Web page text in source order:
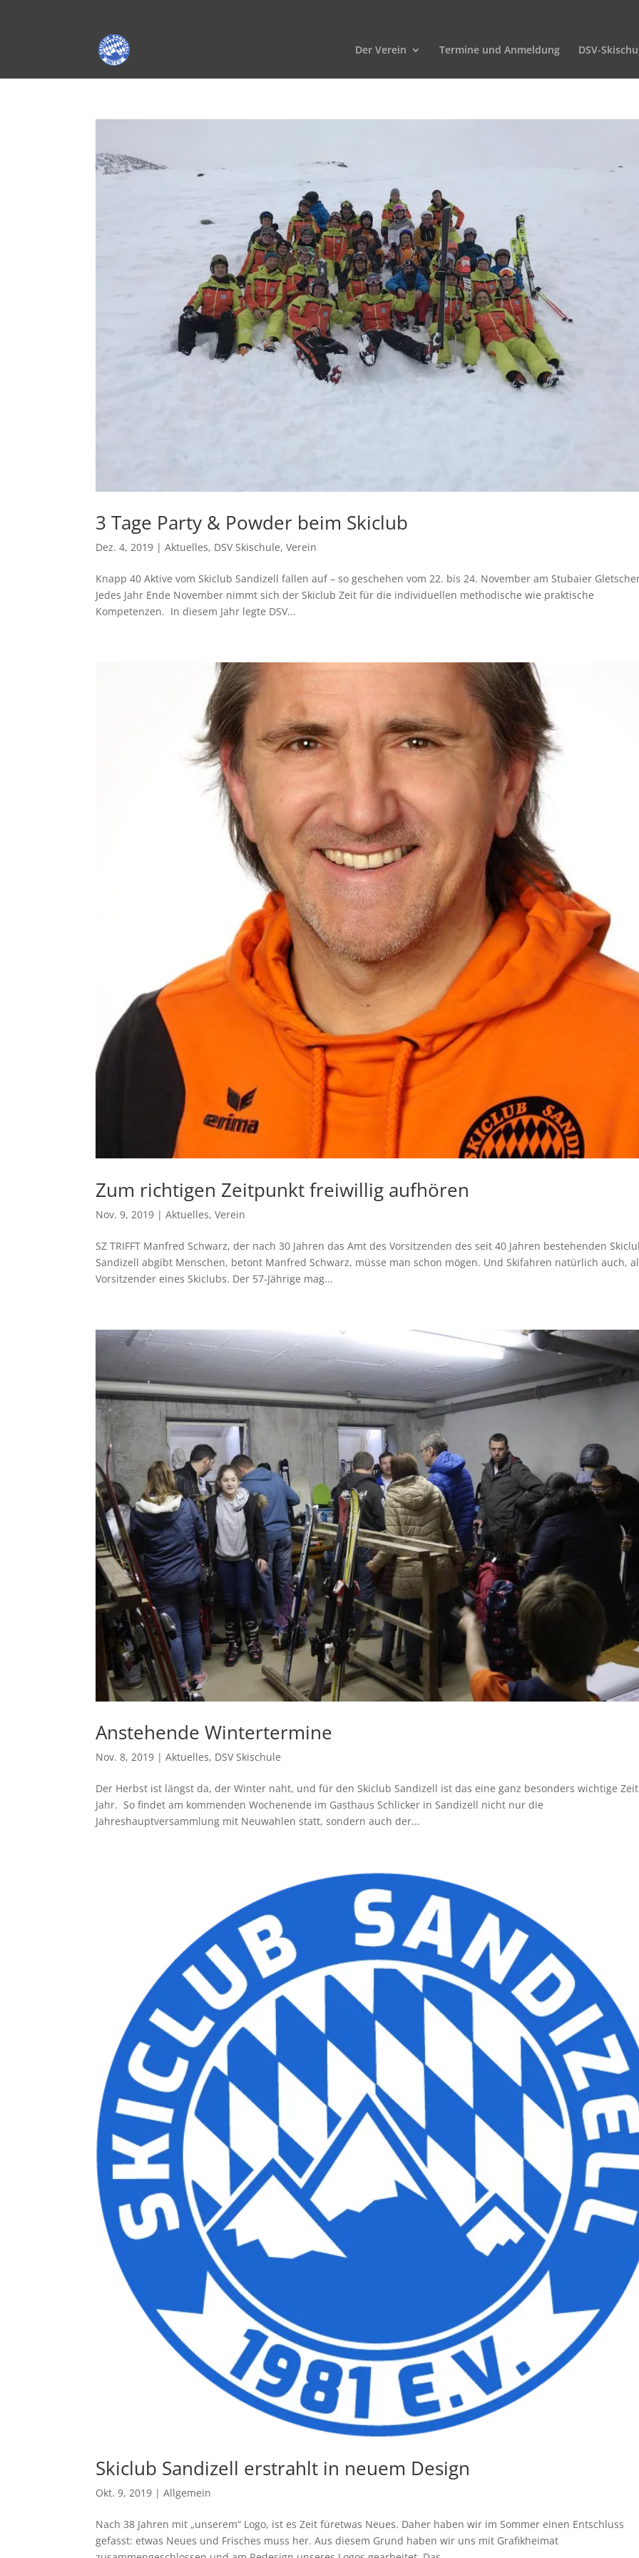
Der Verein Termine und Anmeldung DSV-
3 Tage Party & Powder beim Skiclub
Dez. 4, 2019 |Aktuelles, DSV Skischule,Verein
Knapp 40 Aktive vom Skiclub Sandizell fallen auf – so geschehen vom 22. bis 24. November am Stubaier
Jedes Jahr Ende November nimmt sich der Skiclub Zeit für die individuellen methodische wie praktische
Kompetenzen. In diesem Jahr legte DSV...
Zum richtigen Zeitpunkt freiwillig aufhören
Nov. 9, 2019 |Aktuelles,Verein
SZ TRIFFT Manfred Schwarz, der nach 30 Jahren das Amt des Vorsitzenden des seit 40 Jahren bestehenden
Sandizell abgibt Menschen, betont Manfred Schwarz, müsse man schon mögen. Und Skifahren natürlich auch,
Vorsitzender eines Skiclubs. Der 57-Jährige mag...
Anstehende Wintertermine
Nov. 8, 2019 |Aktuelles, DSV Skischule
Der Herbst ist längst da, der Winter naht, und für den Skiclub Sandizell ist das eine ganz besonders wichtige
Jahr. So findet am kommenden Wochenende im Gasthaus Schlicker in Sandizell nicht nur die
Jahreshauptversammlung mit Neuwahlen statt, sondern auch der...
Skiclub Sandizell erstrahlt in neuem Design
Okt. 9, 2019 |Allgemein
Nach 38 Jahren mit „unserem“ Logo, ist es Zeit füretwas Neues. Daher haben wir im Sommer einen Entschluss
gefasst: etwas Neues und Frisches muss her. Aus diesem Grund haben wir uns mit Grafikheimat